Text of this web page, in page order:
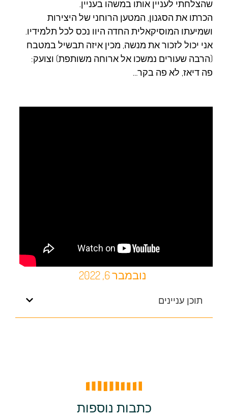
נובמבר 6, 2022
תוכן עניינים
שהצלחתי לעניין אותו במשהו בעניין.
הכרתו את הסגנון, המטען הרוחני של היצירות
ושמיעתו המוסיקאלית החדה היוו נכס לכל תלמידיו.
אני יכול לזכור את מנשה, מכין איזה תבשיל במטבח
(הרבה שעורים נמשכו אל ארוחה משותפת) וצועק:
פה דיאז, לא פה בקר…
כתבות נוספות